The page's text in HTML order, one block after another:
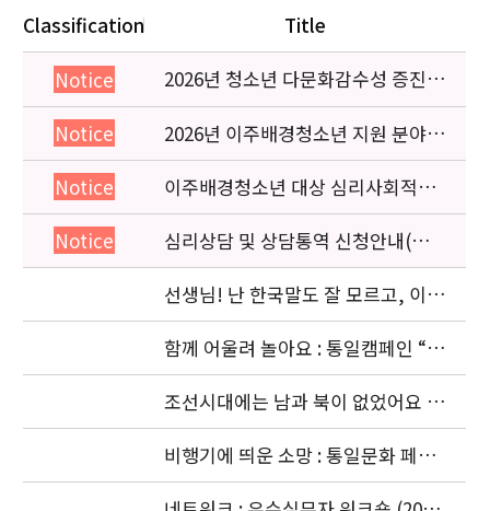
Classification Title
Notice
2026년 청소년 다문화감수성 증진
프로그램 「다가감」신청기관 안내
Notice
2026년 이주배경청소년 지원 분야
종사자 역량강화 교육 일정 안내
Notice
이주배경청소년 대상 심리사회적응
검사 연수동영상 개편 안내
Notice
심리상담 및 상담통역 신청안내(의뢰
서첨부)
선생님! 난 한국말도 잘 모르고, 이젠
몽골말도 잘 모르겠어요: 이주청소년
관련
함께 어울려 놀아요 : 통일캠페인 “얼
싸안고” 공동주최 (2006. 11.5)
조선시대에는 남과 북이 없었어요 :
경복궁 돌아보기 (2006. 10. 4)
비행기에 띄운 소망 : 통일문화 페스
티벌 [남북청소년대화] (2006. 9.18-
9.20)